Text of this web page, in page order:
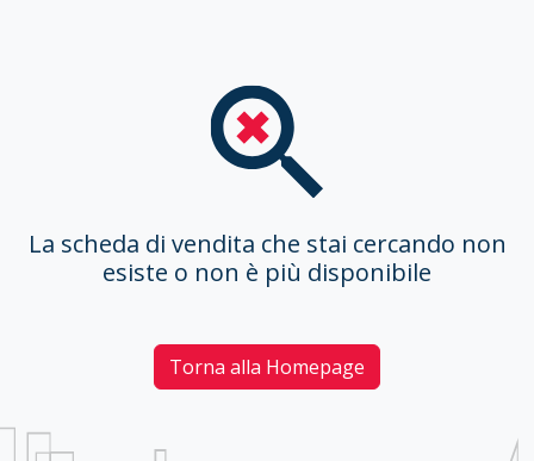
La scheda di vendita che stai cercando non
esiste o non è più disponibile
Torna alla Homepage